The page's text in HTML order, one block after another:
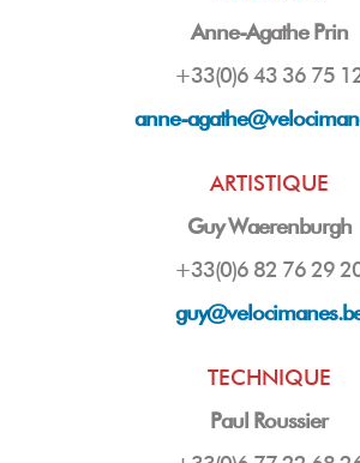
Anne-Agathe Prin
+33(0)6 43 36 75
anne-
ARTISTIQUE
Guy Waerenburgh
+33(0)6 82 76 29
guy
TECHNIQUE
Paul Roussier